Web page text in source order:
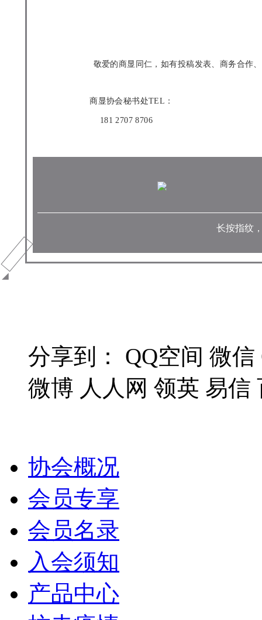
敬爱的商显同仁，如有投稿发表、商务合作、
商显协会秘书处TEL：
181 2707 8706
长按指纹
分享到： QQ空间 微信
微博 人人网 领英 易信
协会概况
会员专享
会员名录
入会须知
产品中心